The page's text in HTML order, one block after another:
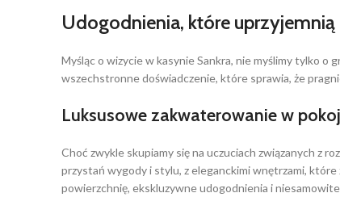
Udogodnienia, które
Myśląc o wizycie w kasynie Sankra, nie myślimy tylko
wszechstronne doświadczenie, które sprawia, że
Luksusowe zakwaterowanie w
Choć zwykle skupiamy się na uczuciach związanych z
przystań wygody i stylu, z eleganckimi wnętrzami,
powierzchnię, ekskluzywne udogodnienia i